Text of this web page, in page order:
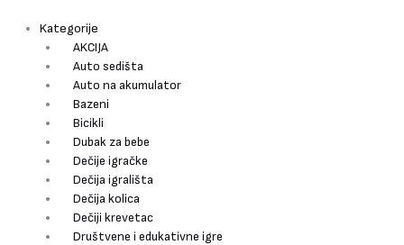
Kategorije
AKCIJA
Auto sedišta
Auto na akumulator
Bazeni
Bicikli
Dubak za bebe
Dečije igračke
Dečija igrališta
Dečija kolica
Dečiji krevetac
Društvene i edukativne igre
akumulator
Licencirana